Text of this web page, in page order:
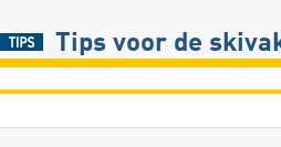
Tips voor de